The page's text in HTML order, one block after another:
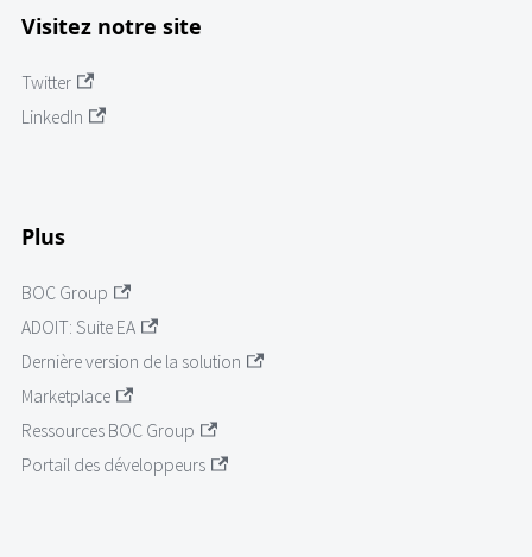
Visitez notre site
Twitter
LinkedIn
Plus
BOC Group
ADOIT: Suite EA
Dernière version de la solution
Marketplace
Ressources BOC Group
Portail des développeurs